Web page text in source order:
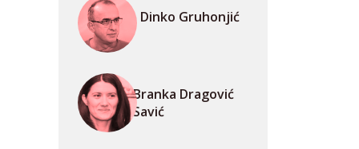
Dinko Gruhonjić
Branka Dragović
Savić